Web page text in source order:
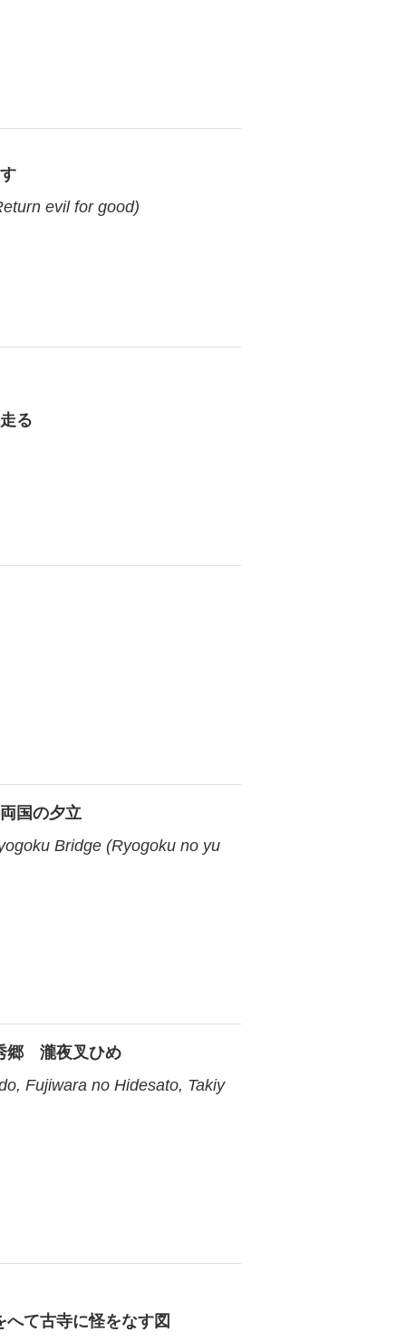
evil for good)
る
国の夕立
Bridge (Ryogoku no yu
郷 瀧夜叉ひめ
Fujiwara no Hidesato, Takiy
て古寺に怪をなす図